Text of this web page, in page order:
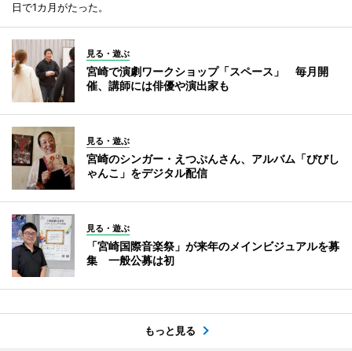
日で1カ月がたった。
見る・遊ぶ
宮崎で演劇ワークショップ「スペース」 毎月開
催、講師には俳優や演出家も
見る・遊ぶ
宮崎のシンガー・えつぷんさん、アルバム「びびし
ゃんこ」をデジタル配信
見る・遊ぶ
「宮崎国際音楽祭」が来年のメインビジュアルを募
集 一般公募は初
もっと見る